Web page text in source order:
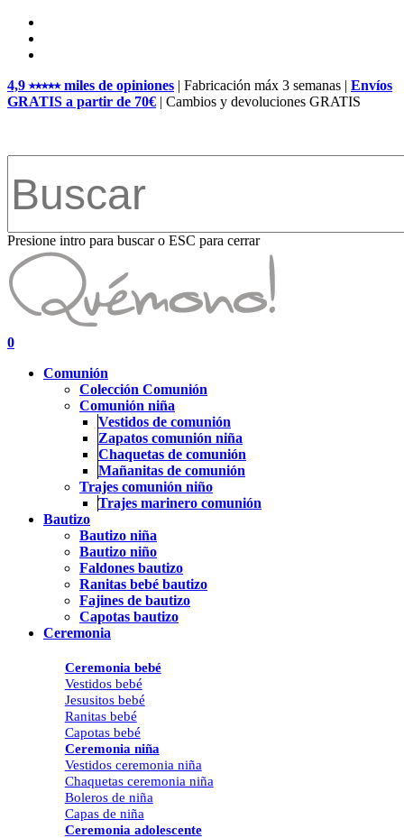
Skip
main
4,9 ⭑⭑⭑⭑⭑ miles de opiniones | Fabricación máx 3 semanas | Envíos
GRATIS a partir de 70€ | Cambios y devoluciones GRATIS
Presione intro para buscar o ESC para cerrar
Close
Search
search
account
0
Comunión
Colección Comunión
Comunión niña
Vestidos de comunión
Zapatos comunión niña
Chaquetas de comunión
Mañanitas de comunión
Trajes comunión niño
Trajes marinero comunión
Bautizo
Bautizo niña
Bautizo niño
Faldones bautizo
Ranitas bebé bautizo
Fajines de bautizo
Capotas bautizo
Ceremonia
Ceremonia bebé
Vestidos bebé
Jesusitos bebé
Ranitas bebé
Capotas bebé
Ceremonia niña
Vestidos ceremonia niña
Chaquetas ceremonia niña
Boleros de niña
Capas de niña
Ceremonia adolescente